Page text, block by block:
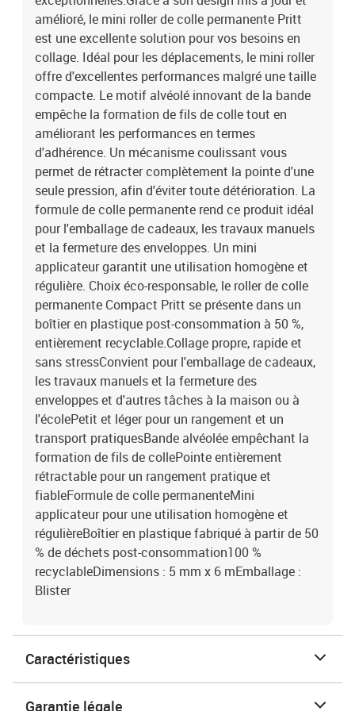
amélioré, le mini roller de colle permanente Pritt
est une excellente solution pour vos besoins en
collage. Idéal pour les déplacements, le mini roller
offre d'excellentes performances malgré une taille
compacte. Le motif alvéolé innovant de la bande
empêche la formation de fils de colle tout en
améliorant les performances en termes
d'adhérence. Un mécanisme coulissant vous
permet de rétracter complètement la pointe d'une
seule pression, afin d'éviter toute détérioration. La
formule de colle permanente rend ce produit idéal
pour l'emballage de cadeaux, les travaux manuels
et la fermeture des enveloppes. Un mini
applicateur garantit une utilisation homogène et
régulière. Choix éco-responsable, le roller de colle
permanente Compact Pritt se présente dans un
boîtier en plastique post-consommation à 50 %,
entièrement recyclable.Collage propre, rapide et
sans stressConvient pour l'emballage de cadeaux,
les travaux manuels et la fermeture des
enveloppes et d'autres tâches à la maison ou à
l'écolePetit et léger pour un rangement et un
transport pratiquesBande alvéolée empêchant la
formation de fils de collePointe entièrement
rétractable pour un rangement pratique et
fiableFormule de colle permanenteMini
applicateur pour une utilisation homogène et
régulièreBoîtier en plastique fabriqué à partir de 50
% de déchets post-consommation100 %
recyclableDimensions : 5 mm x 6 mEmballage :
Blister
Caractéristiques
Garantie légale